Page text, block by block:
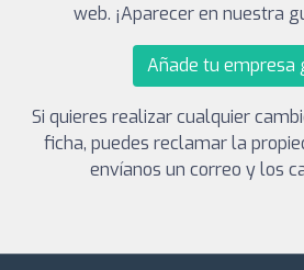
web. ¡Aparecer en nuestra
Añade tu empresa
Si quieres realizar cualquier
ficha, puedes reclamar la
envíanos un correo y los